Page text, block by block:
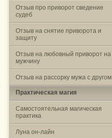
Отзыв про приворот сведение
судеб
Отзыв на снятие приворота и
защиту
Отзыв на любовный приворот на
мужчину
Отзыв на рассорку мужа с другом
Практическая магия
Самостоятельная магическая
практика
Луна он-лайн